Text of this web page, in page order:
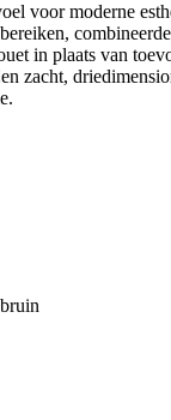
voor moderne
in plaats van
zacht,